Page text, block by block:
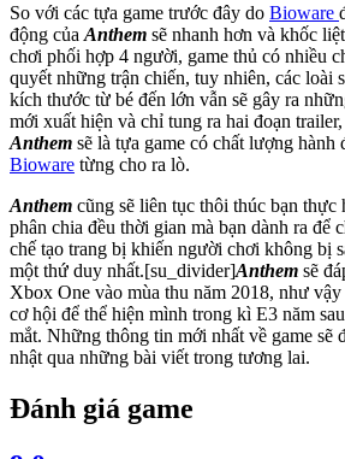
So với các tựa game trước đây do Bioware
động của Anthem sẽ nhanh hơn và khốc
chơi phối hợp 4 người, game thủ có nhiều
quyết những trận chiến, tuy nhiên, các loài
kích thước từ bé đến lớn vẫn sẽ gây ra
mới xuất hiện và chỉ tung ra hai đoạn
Anthem sẽ là tựa game có chất lượng hành
Bioware từng cho ra lò.
Anthem cũng sẽ liên tục thôi thúc bạn thực
phân chia đều thời gian mà bạn dành ra để
chế tạo trang bị khiến người chơi không bị
một thứ duy nhất.[su_divider]Anthem sẽ
Xbox One vào mùa thu năm 2018, như
cơ hội để thể hiện mình trong kì E3 năm
mắt. Những thông tin mới nhất về game sẽ
nhật qua những bài viết trong tương lai.
Đánh giá game